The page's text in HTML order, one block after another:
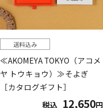
送料込み
≪AKOMEYA TOKYO（アコメ
ヤ トウキョウ）≫そよぎ
［カタログギフト］
税込 12,650円